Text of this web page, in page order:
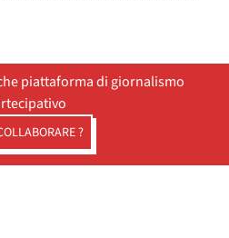
piattaforma di giornalismo
?